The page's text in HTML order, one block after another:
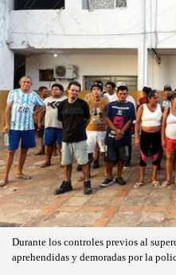
Durante los controles previos al
aprehendidas y demoradas por la